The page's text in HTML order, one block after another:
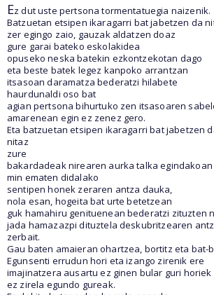
Ez dut uste pertsona tormentatuegia naizenik.
Batzuetan etsipen ikaragarri bat jabetzen da
zer egingo zaio, gauzak aldatzen doaz
gure garai bateko eskolakidea
opuseko neska batekin ezkontzekotan dago
eta beste batek legez kanpoko arrantzan
itsasoan daramatza bederatzi hilabete
haurdunaldi oso bat
agian pertsona bihurtuko zen itsasoaren
amarenean egin ez zenez gero.
Eta batzuetan etsipen ikaragarri bat jabetzen
nitaz
zure
bakardadeak nirearen aurka talka egindakoan
min ematen didalako
sentipen honek zeraren antza dauka,
nola esan, hogeita bat urte betetzean
guk hamahiru genituenean bederatzi zituzten
jada hamazazpi dituztela deskubritzearen
zerbait.
Gau baten amaieran ohartzea, bortitz eta bat-
Egunsenti errudun hori eta izango zirenik ere
imajinatzera ausartu ez ginen bular guri horiek
ez zirela egundo gureak.